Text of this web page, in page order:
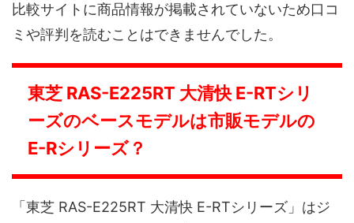
比較サイトに商品情報が掲載されていないため口コ
ミや評判を読むことはできませんでした。
東芝 RAS-E225RT 大清快 E-RTシリ
ーズのベースモデルは市販モデルの
E-Rシリーズ？
「東芝 RAS-E225RT 大清快 E-RTシリーズ」はジ